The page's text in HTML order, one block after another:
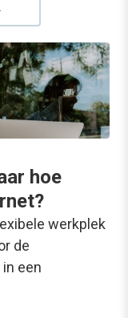
hoe
werkplek
de
een